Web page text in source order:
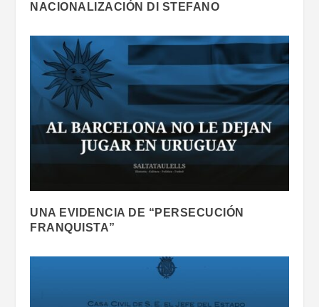
NACIONALIZACIÓN DI STEFANO
UNA EVIDENCIA DE “PERSECUCIÓN
FRANQUISTA”